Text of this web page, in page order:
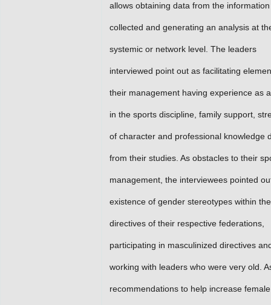
allows obtaining data from the information
collected and generating an analysis at
systemic or network level. The leaders
interviewed point out as facilitating
their management having experience as
in the sports discipline, family support,
of character and professional knowledge
from their studies. As obstacles to their
management, the interviewees pointed
existence of gender stereotypes within the
directives of their respective federations,
participating in masculinized directives
working with leaders who were very old.
recommendations to help increase female